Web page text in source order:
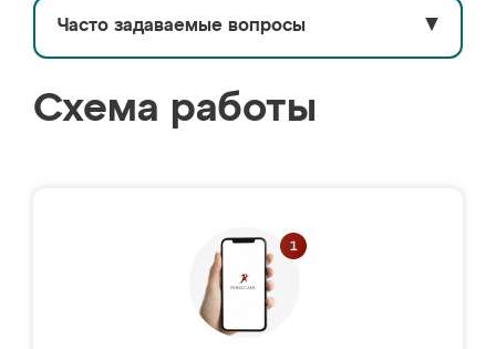
Часто задаваемые вопросы ▼
Схема работы